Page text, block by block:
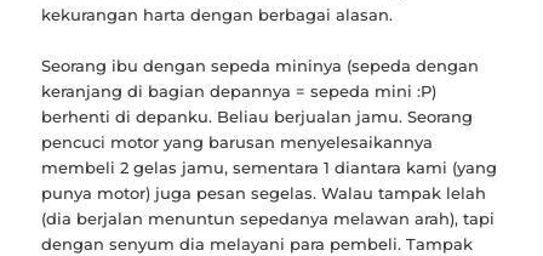
kekurangan harta dengan berbagai alasan.
Seorang ibu dengan sepeda mininya (sepeda dengan
keranjang di bagian depannya = sepeda mini :P)
berhenti di depanku. Beliau berjualan jamu. Seorang
pencuci motor yang barusan menyelesaikannya
membeli 2 gelas jamu, sementara 1 diantara kami (yang
punya motor) juga pesan segelas. Walau tampak lelah
(dia berjalan menuntun sepedanya melawan arah), tapi
dengan senyum dia melayani para pembeli. Tampak